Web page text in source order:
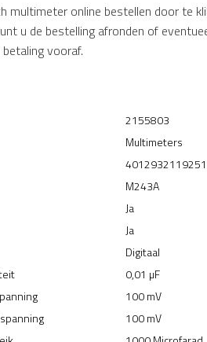
multimeter online bestellen door te
u de bestelling afronden of
vooraf.
2155803
Multimeters
4012932119251
M243A
Ja
Ja
Digitaal
0,01 µF
100 mV
100 mV